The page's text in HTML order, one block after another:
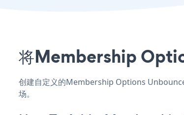
将Membership
创建自定义的Membership Options
场。